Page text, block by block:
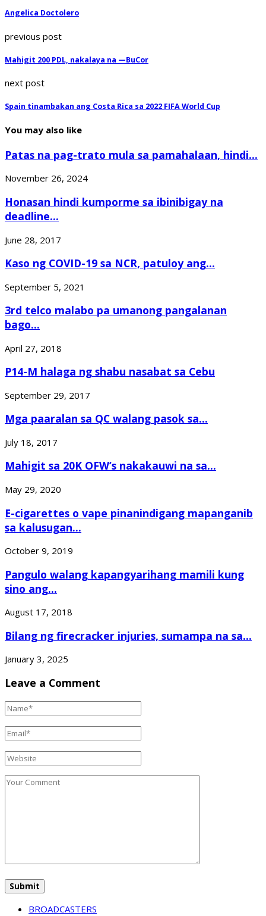
Angelica Doctolero
previous post
Mahigit 200 PDL, nakalaya na —BuCor
next post
Spain tinambakan ang Costa Rica sa 2022 FIFA World Cup
You may also like
Patas na pag-trato mula sa pamahalaan, hindi...
November 26, 2024
Honasan hindi kumporme sa ibinibigay na
deadline...
June 28, 2017
Kaso ng COVID-19 sa NCR, patuloy ang...
September 5, 2021
3rd telco malabo pa umanong pangalanan
bago...
April 27, 2018
P14-M halaga ng shabu nasabat sa Cebu
September 29, 2017
Mga paaralan sa QC walang pasok sa...
July 18, 2017
Mahigit sa 20K OFW’s nakakauwi na sa...
May 29, 2020
E-cigarettes o vape pinanindigang mapanganib
sa kalusugan...
October 9, 2019
Pangulo walang kapangyarihang mamili kung
sino ang...
August 17, 2018
Bilang ng firecracker injuries, sumampa na sa...
January 3, 2025
Leave a Comment
BROADCASTERS